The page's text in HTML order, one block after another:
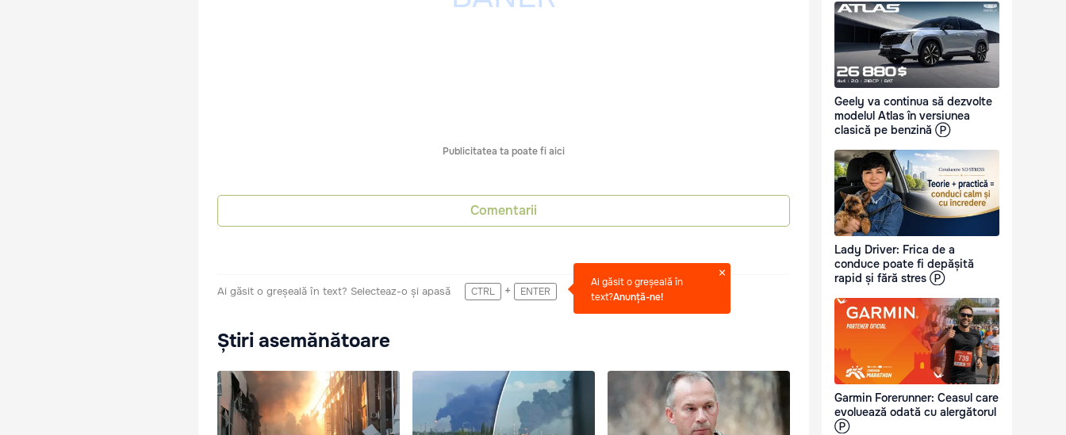
Publicitatea ta poate fi aici
Comentarii
Ai găsit o greșeală în text? Selecteaz-o și apasă CTRL + ENTER
Ai găsit o greșeală în
text?Anunță-ne!
Știri asemănătoare
Geely va continua să dezvolte
modelul Atlas în versiunea
clasică pe benzină Ⓟ
Lady Driver: Frica de a
conduce poate fi depășită
rapid și fără stres Ⓟ
Garmin Forerunner: Ceasul care
evoluează odată cu alergătorul
Ⓟ